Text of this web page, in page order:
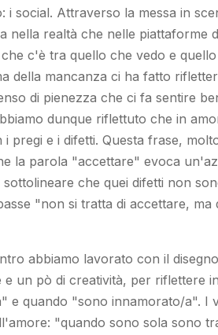
i social. Attraverso la messa in
nella realtà che nelle piattaforme
c'è tra quello che vedo e
della mancanza ci ha fatto
di pienezza che ci fa sentire
dunque riflettuto che in
pregi e i difetti. Questa frase,
la parola "accettare" evoca
che quei difetti non
"non si tratta di accettare,
abbiamo lavorato con il
e un pò di creatività, per riflettere
e quando "sono innamorato/a". I
"quando sono sola sono